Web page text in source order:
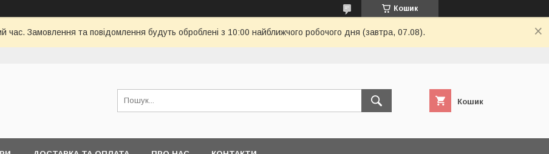
Кошик
час. Замовлення та повідомлення будуть оброблені з 10:00 найближчого робочого дня (завтра, 07.08).
Кошик